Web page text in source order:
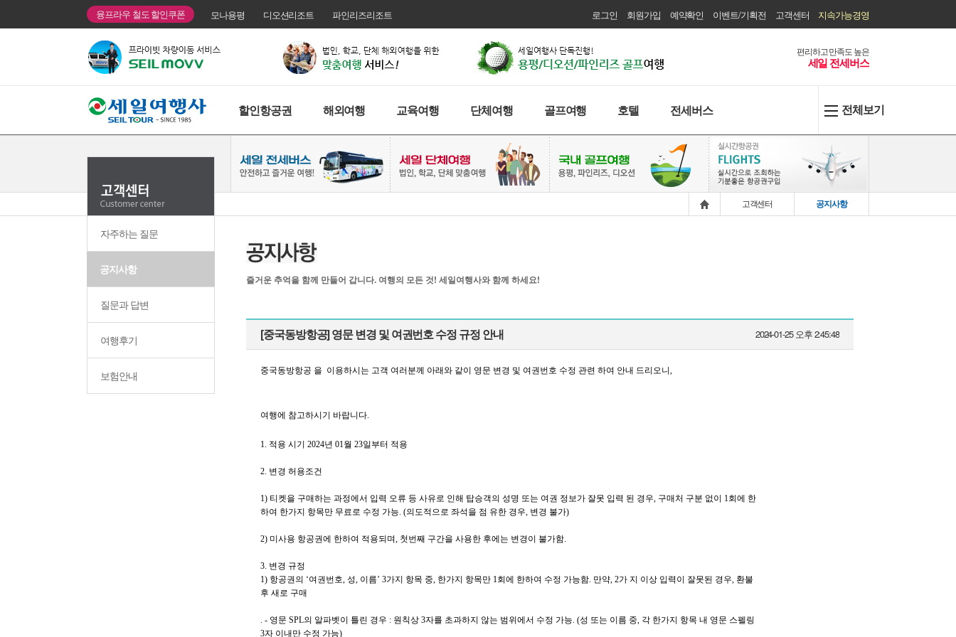
융프라우 철도 할인쿠폰 모나용평 디오션리조트 파인리즈리조트 로그인 회원가입 예약확인 이벤트/기획전 고객센터 지속가능경영
편리하고 만족도 높은
세일 전세버스
할인항공권 해외여행 교육여행 단체여행 골프여행 호텔 전세버스 전체보기
자주하는 질문
공지사항
질문과 답변
여행후기
보험안내
고객센터 공지사항
즐거운 추억을 함께 만들어 갑니다. 여행의 모든 것! 세일여행사와 함께 하세요!
[중국동방항공] 영문 변경 및 여권번호 수정 규정 안내 2024-01-25 오후 2:45:48